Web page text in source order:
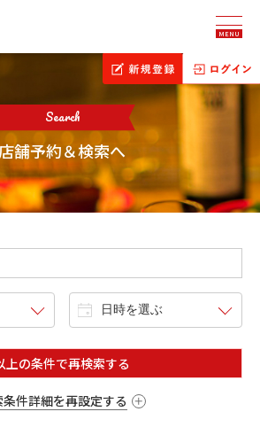
MENU
Search
店舗予約＆検索へ
条件詳細を再設定する